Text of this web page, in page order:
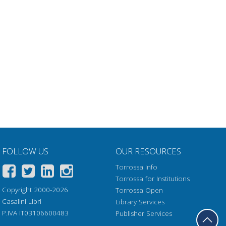
FOLLOW US
Copyright 2000-2026
Casalini Libri
P.IVA IT03106600483
OUR RESOURCES
Torrossa Info
Torrossa for Institutions
Torrossa Open
Library Services
Publisher Services